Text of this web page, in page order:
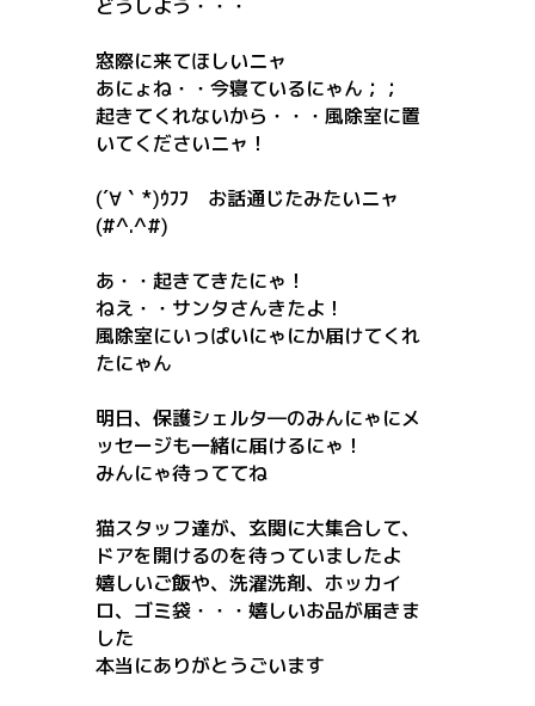
どうしよう・・・
窓際に来てほしいニャ
あにょね・・今寝ているにゃん；；
起きてくれないから・・・風除室に置
いてくださいニャ！
(´∀｀*)ｳﾌﾌ お話通じたみたいニャ
(#^.^#)
あ・・起きてきたにゃ！
ねえ・・サンタさんきたよ！
風除室にいっぱいにゃにか届けてくれ
たにゃん
明日、保護シェルタ―のみんにゃにメ
ッセージも一緒に届けるにゃ！
みんにゃ待っててね
猫スタッフ達が、玄関に大集合して、
ドアを開けるのを待っていましたよ
嬉しいご飯や、洗濯洗剤、ホッカイ
ロ、ゴミ袋・・・嬉しいお品が届きま
した
本当にありがとうごいます